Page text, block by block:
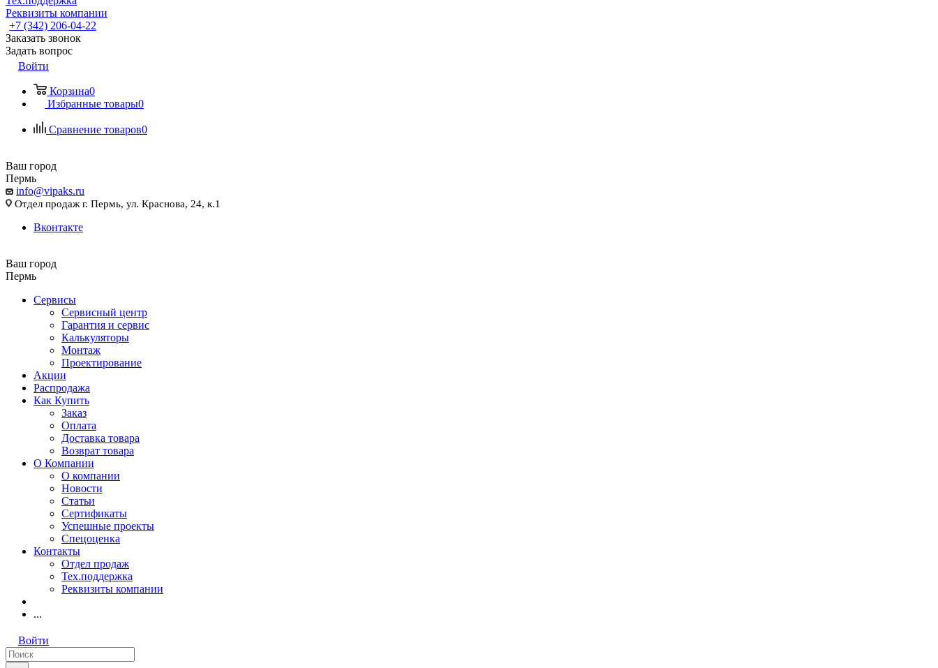
Реквизиты компании
+7 (342) 206-04-22
Заказать звонок
Задать вопрос
Войти
Корзина0
Избранные товары0
Сравнение товаров0
Ваш город
Пермь
info@vipaks.ru
Отдел продаж г. Пермь, ул. Краснова, 24, к.1
Вконтакте
Ваш город
Пермь
Сервисы
Сервисный центр
Гарантия и сервис
Калькуляторы
Монтаж
Проектирование
Акции
Распродажа
Как Купить
Заказ
Оплата
Доставка товара
Возврат товара
О Компании
О компании
Новости
Статьи
Сертификаты
Успешные проекты
Спецоценка
Контакты
Отдел продаж
Тех.поддержка
Реквизиты компании
...
Войти